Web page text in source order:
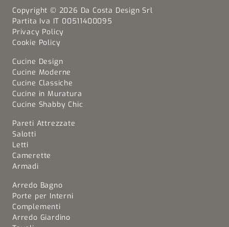
Copyright © 2026 Da Costa Design Srl
Partita Iva IT 00511400095
Privacy Policy
Cookie Policy
Cucine Design
Cucine Moderne
Cucine Classiche
Cucine in Muratura
Cucine Shabby Chic
Pareti Attrezzate
Salotti
Letti
Camerette
Armadi
Arredo Bagno
Porte per Interni
Complementi
Arredo Giardino